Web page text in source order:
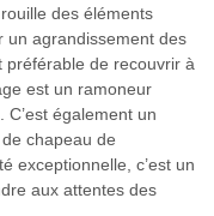
des éléments
un agrandissement des
préférable de recouvrir à
est un ramoneur
également un
chapeau de
exceptionnelle, c’est un
aux attentes des